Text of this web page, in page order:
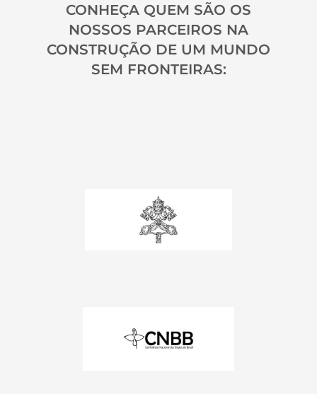
CONHEÇA QUEM SÃO OS
NOSSOS PARCEIROS NA
CONSTRUÇÃO DE UM MUNDO
SEM FRONTEIRAS: